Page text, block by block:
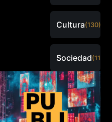
Cultura(130)
Sociedad(115)